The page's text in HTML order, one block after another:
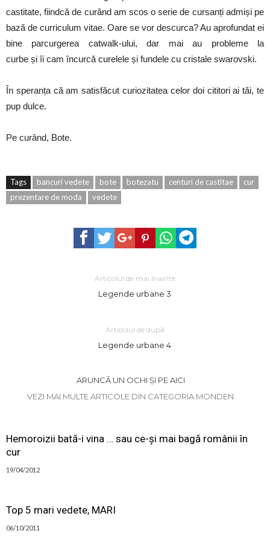
castitate, fiindcă de curând am scos o serie de cursanți admiși pe
bază de curriculum vitae. Oare se vor descurca? Au aprofundat ei
bine parcurgerea catwalk-ului, dar mai au probleme la
curbe și îi cam încurcă curelele și fundele cu cristale swarovski.
În speranța că am satisfăcut curiozitatea celor doi cititori ai tăi, te
pup dulce.
Pe curând, Bote.
Tags bancuri vedete bote botezatu centuri de castitae
cur
prezentare de moda
vedete
Articolul de mai înainte
Legende urbane 3
Articolul de după
Legende urbane 4
ARUNCĂ UN OCHI ȘI PE AICI
VEZI MAI MULTE ARTICOLE DIN CATEGORIA MONDEN
Hemoroizii bată-i vina … sau ce-și mai bagă românii în
cur
19/04/2012
Top 5 mari vedete, MARI
06/10/2011